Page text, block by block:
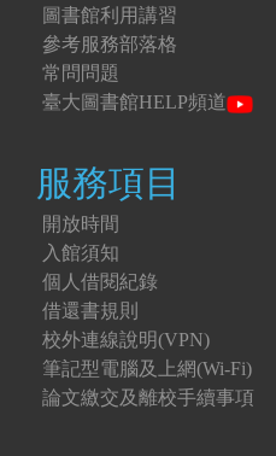
圖書館利用講習
參考服務部落格
常問問題
臺大圖書館HELP頻道
服務項目
開放時間
入館須知
個人借閱紀錄
借還書規則
校外連線說明(VPN)
筆記型電腦及上網(Wi-Fi)
論文繳交及離校手續事項